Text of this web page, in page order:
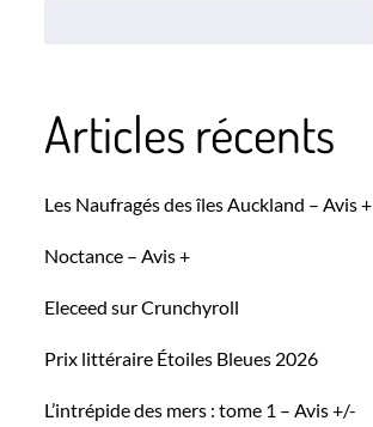
Articles récents
Les Naufragés des îles Auckland – Avis +
Noctance – Avis +
Eleceed sur Crunchyroll
Prix littéraire Étoiles Bleues 2026
L’intrépide des mers : tome 1 – Avis +/-